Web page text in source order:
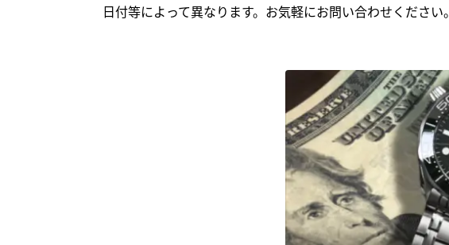
日付等によって異なります。お気軽にお問い合わせください。